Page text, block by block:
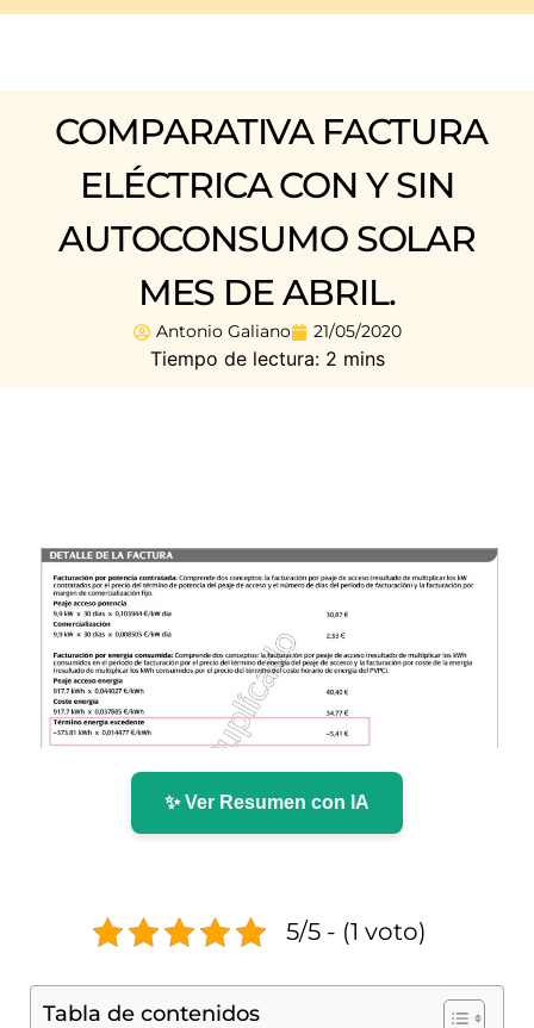
COMPARATIVA FACTURA
ELÉCTRICA CON Y SIN
AUTOCONSUMO SOLAR
MES DE ABRIL.
Antonio Galiano 21/05/2020
✨ Ver Resumen con IA
5/5 - (1 voto)
Tabla de contenidos